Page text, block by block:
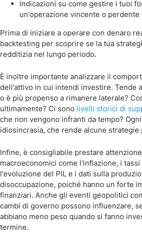
Indicazioni su come gestire i tuoi
un'operazione vincente o perdente
Prima di iniziare a operare con denaro
backtesting per scoprire se la tua
redditizia nel lungo periodo.
È inoltre importante analizzare il
dell'attivo in cui intendi investire. Tende
o è più propenso a rimanere laterale?
ultimamente? Ci sono livelli storici di
che non vengono infranti da tempo?
idiosincrasia, che rende alcune strategie
Infine, è consigliabile prestare
macroeconomici come l'inflazione, i
l'evoluzione del PIL e i dati sulla
disoccupazione, poiché hanno un forte
finanziari. Anche gli eventi geopolitici
cambi di governo possono influenzare,
abbiano meno peso quando si fanno
termine.